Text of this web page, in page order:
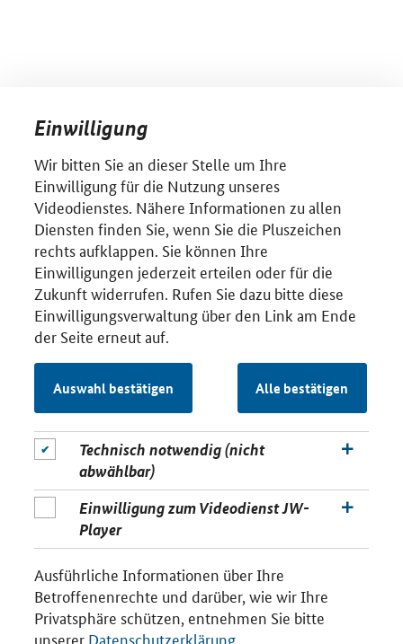
Einwilligung
Wir bitten Sie an dieser Stelle um Ihre
Einwilligung für die Nutzung unseres
Videodienstes. Nähere Informationen zu allen
Diensten finden Sie, wenn Sie die Pluszeichen
rechts aufklappen. Sie können Ihre
Einwilligungen jederzeit erteilen oder für die
Zukunft widerrufen. Rufen Sie dazu bitte diese
Einwilligungsverwaltung über den Link am Ende
der Seite erneut auf.
Auswahl bestätigen Alle bestätigen
Technisch notwendig (nicht
abwählbar)
Einwilligung zum Videodienst JW-
Player
Ausführliche Informationen über Ihre
Betroffenenrechte und darüber, wie wir Ihre
Privatsphäre schützen, entnehmen Sie bitte
unserer Datenschutzerklärung